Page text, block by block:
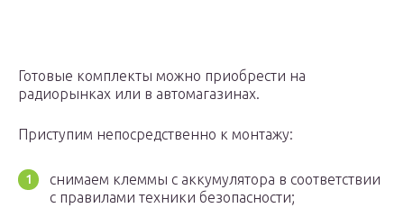
Готовые комплекты можно приобрести на
радиорынках или в автомагазинах.
Приступим непосредственно к монтажу:
снимаем клеммы с аккумулятора в соответствии
с правилами техники безопасности;